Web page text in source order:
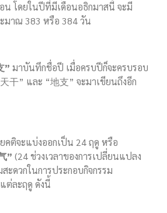
น โดยในปีที่มีเดือนอธิกมาสนี้ จะมี
มาณ 383 หรือ 384 วัน
” มาบันทึกชื่อปี เมื่อครบปีก็จะครบรอบ
干” และ “地支” จะมาเขียนถึงอีก
ติจะแบ่งออกเป็น 24 ฤดู หรือ
” (24 ช่วงเวลาของการเปลี่ยนแปลง
ะดวกในการประกอบกิจกรรม
ต่ละฤดู ดังนี้